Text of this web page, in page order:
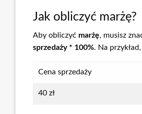
Jak obliczyć marżę?
Aby obliczyć marżę, musisz
sprzedaży * 100%. Na
Cena sprzedaży
40 zł